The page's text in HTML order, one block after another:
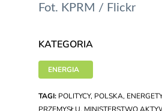
Fot. KPRM / Flickr
KATEGORIA
ENERGIA
TAGI: POLITYCY, POLSKA,